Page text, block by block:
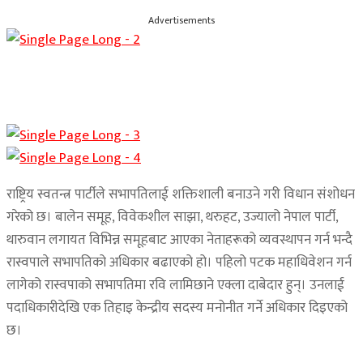
Advertisements
राष्ट्रिय स्वतन्त्र पार्टीले सभापतिलाई शक्तिशाली बनाउने गरी विधान संशोधन
गरेको छ। बालेन समूह, विवेकशील साझा, थरुहट, उज्यालो नेपाल पार्टी,
थारुवान लगायत विभिन्न समूहबाट आएका नेताहरूको व्यवस्थापन गर्न भन्दै
रास्वपाले सभापतिको अधिकार बढाएको हो। पहिलो पटक महाधिवेशन गर्न
लागेको रास्वपाको सभापतिमा रवि लामिछाने एक्ला दाबेदार हुन्। उनलाई
पदाधिकारीदेखि एक तिहाइ केन्द्रीय सदस्य मनोनीत गर्ने अधिकार दिइएको
छ।